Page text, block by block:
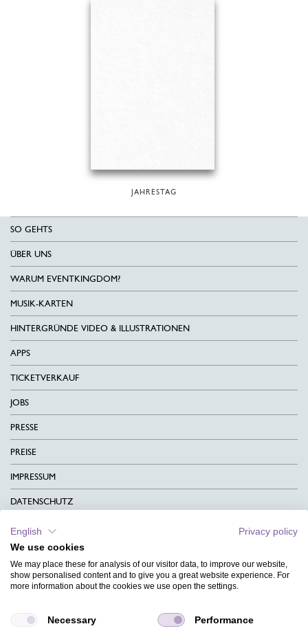
JAHRESTAG
SO GEHTS
ÜBER UNS
WARUM EVENTKINGDOM?
MUSIK-KARTEN
HINTERGRÜNDE VIDEO & ILLUSTRATIONEN
APPS
TICKETVERKAUF
JOBS
PRESSE
PREISE
IMPRESSUM
DATENSCHUTZ
KONTAKT
AGB
CHARITY
MAGAZIN
English
Privacy policy
We use cookies
We may place these for analysis of our visitor data, to improve our website,
show personalised content and to give you a great website experience. For
more information about the cookies we use open the settings.
Necessary Performance